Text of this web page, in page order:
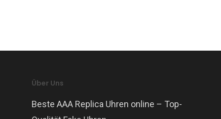
Über Uns
Beste AAA Replica Uhren online – Top-